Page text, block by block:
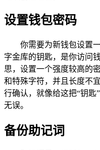
设置钱包密码
你需要为新钱包设置
字金库的钥匙，是你访问
思，设置一个强度较高的
和特殊字符，并且长度不
行确认，就像给这把“钥匙
无误。
备份助记词